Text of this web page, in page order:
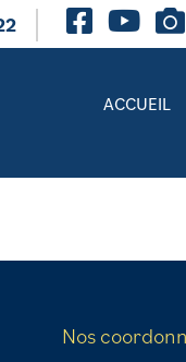
ACCUEIL
Nos